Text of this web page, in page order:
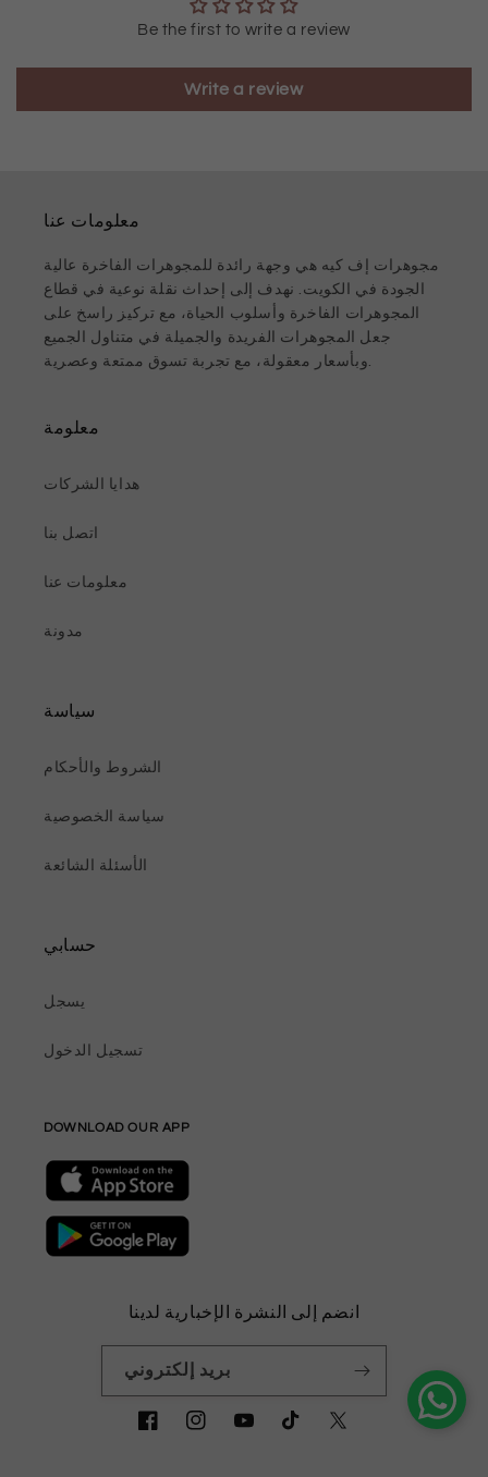
Be the first to write a review
Write a review
معلومات عنا
مجوهرات إف كيه هي وجهة رائدة للمجوهرات الفاخرة عالية
الجودة في الكويت. نهدف إلى إحداث نقلة نوعية في قطاع
المجوهرات الفاخرة وأسلوب الحياة، مع تركيز راسخ على
جعل المجوهرات الفريدة والجميلة في متناول الجميع
وبأسعار معقولة، مع تجربة تسوق ممتعة وعصرية.
معلومة
هدايا الشركات
اتصل بنا
معلومات عنا
مدونة
سياسة
الشروط والأحكام
سياسة الخصوصية
الأسئلة الشائعة
حسابي
يسجل
تسجيل الدخول
DOWNLOAD OUR APP
انضم إلى النشرة الإخبارية لدينا
بريد إلكتروني
<tc>فيسبوك
<tc>انستغرام
<tc>يوتيوب
<tc>تيك
<tc>تويتر</tc>